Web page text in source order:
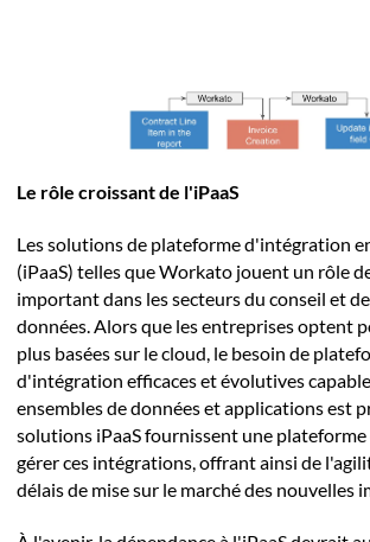
Le rôle croissant de l'iPaaS
Les solutions de plateforme d'intégration
(iPaaS) telles que Workato jouent un rôle
important dans les secteurs du conseil et
données. Alors que les entreprises optent
plus basées sur le cloud, le besoin de
d'intégration efficaces et évolutives
ensembles de données et applications est
solutions iPaaS fournissent une
gérer ces intégrations, offrant ainsi de
délais de mise sur le marché des nouvelles